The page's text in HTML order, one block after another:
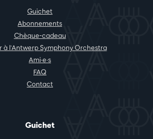
Guichet
Abonnements
Chèque-cadeau
à l'Antwerp Symphony Orchestra
Ami·e·s
FAQ
Contact
Guichet